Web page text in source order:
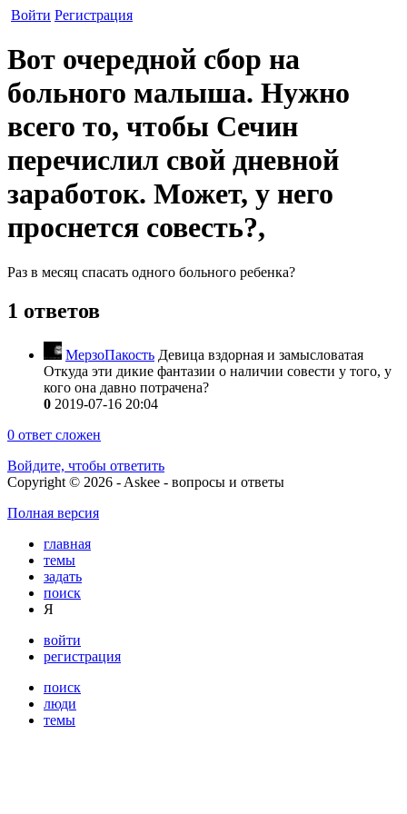
Войти Регистрация
Вот очередной сбор на
больного малыша. Нужно
всего то, чтобы Сечин
перечислил свой дневной
заработок. Может, у него
проснется совесть?,
Раз в месяц спасать одного больного ребенка?
1 ответов
МерзоПакость Девица вздорная и замысловатая
Откуда эти дикие фантазии о наличии совести у того, у
кого она давно потрачена?
0 2019-07-16 20:04
0 ответ сложен
Войдите, чтобы ответить
Copyright © 2026 - Askee - вопросы и ответы
Полная версия
главная
темы
задать
поиск
Я
войти
регистрация
поиск
люди
темы